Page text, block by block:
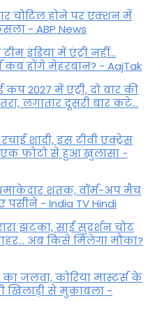
चोटिल होने पर एक्शन में
- ABP News
इंडिया में एंट्री नहीं...
कब होंगे मेहरबान? - AajTak
2027 में एंट्री, दो बार की
लगातार दूसरी बार कटे...
शादी, इस टीवी एक्ट्रेस
एक फोटो से हुआ खुलासा -
शतक, वॉर्म-अप मैच
पसीने - India TV Hindi
झटका, साई सुदर्शन चोट
अब किसे म‍िलेगा मौका?
जलवा, कोरिया मास्टर्स के
खिलाड़ी से मुकाबला -